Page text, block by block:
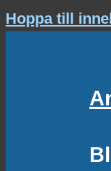
Hoppa till